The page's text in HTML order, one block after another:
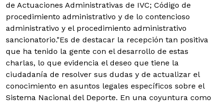
de Actuaciones Administrativas de IVC; Código de
procedimiento administrativo y de lo contencioso
administrativo y el procedimiento administrativo
sancionatorio."Es de destacar la recepción tan positiva
que ha tenido la gente con el desarrollo de estas
charlas, lo que evidencia el deseo que tiene la
ciudadanía de resolver sus dudas y de actualizar el
conocimiento en asuntos legales específicos sobre el
Sistema Nacional del Deporte. En una coyuntura como